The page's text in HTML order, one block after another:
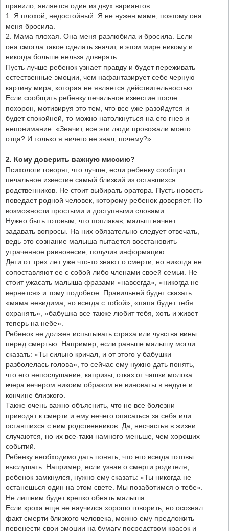
правило, является один из двух вариантов:
1. Я плохой, недостойный. Я не нужен маме, поэтому она
меня бросила.
2. Мама плохая. Она меня разлюбила и бросила. Если
она смогла такое сделать значит, в этом мире никому и
никогда больше нельзя доверять.
Пусть лучше ребенок узнает правду и будет переживать
естественные эмоции, чем нафантазирует себе черную
картину мира, которая не является действительностью.
Если сообщить ребенку печальное известие после
похорон, мотивируя это тем, что все уже разойдутся и
будет спокойней, то можно натолкнуться на его гнев и
непонимание. «Значит, все эти люди провожали моего
отца? И только я ничего не знал, почему?»
2. Кому доверить важную миссию?
Психологи говорят, что лучше, если ребенку сообщит
печальное известие самый близкий из оставшихся
родственников. Не стоит выбирать оратора. Пусть новость
поведает родной человек, которому ребенок доверяет. По
возможности простыми и доступными словами.
Нужно быть готовым, что поплакав, малыш начнет
задавать вопросы. На них обязательно следует отвечать,
ведь это сознание малыша пытается восстановить
утраченное равновесие, получив информацию.
Дети от трех лет уже что-то знают о смерти, но никогда не
сопоставляют ее с собой либо членами своей семьи. Не
стоит ужасать малыша фразами «навсегда», «никогда не
вернется» и тому подобное. Правильней будет сказать
«мама невидима, но всегда с тобой», «папа будет тебя
охранять», «бабушка все также любит тебя, хоть и живет
теперь на небе».
Ребенок не должен испытывать страха или чувства вины
перед смертью. Например, если раньше малышу могли
сказать: «Ты сильно кричал, и от этого у бабушки
разболелась голова», то сейчас ему нужно дать понять,
что его непослушание, капризы, отказ от чашки молока
вчера вечером никоим образом не виноваты в недуге и
кончине близкого.
Также очень важно объяснить, что не все болезни
приводят к смерти и ему нечего опасаться за себя или
оставшихся с ним родственников. Да, несчастья в жизни
случаются, но их все-таки намного меньше, чем хороших
событий.
Ребенку необходимо дать понять, что его всегда готовы
выслушать. Например, если узнав о смерти родителя,
ребенок замкнулся, нужно ему сказать: «Ты никогда не
останешься один на этом свете. Мы позаботимся о тебе».
Не лишним будет крепко обнять малыша.
Если кроха еще не научился хорошо говорить, но осознал
факт смерти близкого человека, можно ему предложить
перенести свои эмоции на бумагу посредством красок и